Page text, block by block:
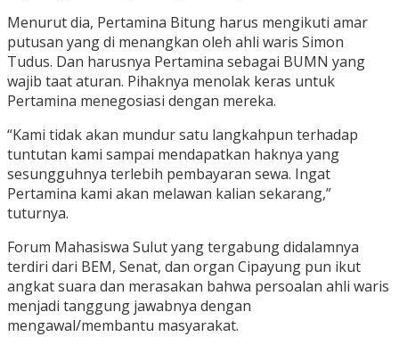
Menurut dia, Pertamina Bitung harus mengikuti amar
putusan yang di menangkan oleh ahli waris Simon
Tudus. Dan harusnya Pertamina sebagai BUMN yang
wajib taat aturan. Pihaknya menolak keras untuk
Pertamina menegosiasi dengan mereka.
“Kami tidak akan mundur satu langkahpun terhadap
tuntutan kami sampai mendapatkan haknya yang
sesungguhnya terlebih pembayaran sewa. Ingat
Pertamina kami akan melawan kalian sekarang,”
tuturnya.
Forum Mahasiswa Sulut yang tergabung didalamnya
terdiri dari BEM, Senat, dan organ Cipayung pun ikut
angkat suara dan merasakan bahwa persoalan ahli waris
menjadi tanggung jawabnya dengan
mengawal/membantu masyarakat.